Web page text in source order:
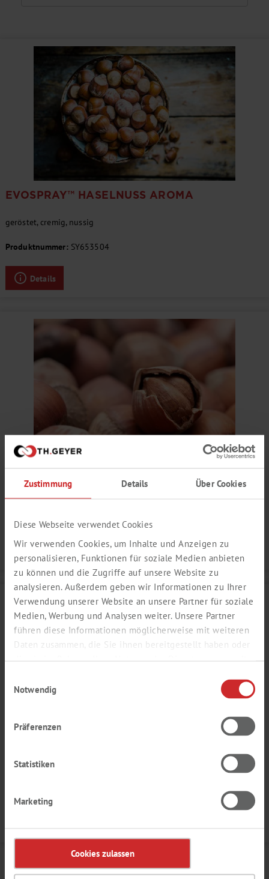
Zustimmung Details Über Cookies
Diese Webseite verwendet Cookies
Wir verwenden Cookies, um Inhalte und Anzeigen zu
personalisieren, Funktionen für soziale Medien anbieten
zu können und die Zugriffe auf unsere Website zu
analysieren. Außerdem geben wir Informationen zu Ihrer
Verwendung unserer Website an unsere Partner für soziale
Medien, Werbung und Analysen weiter. Unsere Partner
führen diese Informationen möglicherweise mit weiteren
Daten zusammen, die Sie ihnen bereitgestellt haben oder
die sie im Rahmen Ihrer Nutzung der Dienste gesammelt
Notwendig
Präferenzen
Statistiken
Marketing
Cookies zulassen
EVOSPRAY™ HASELNUSS AROMA
geröstet, cremig, nussig
Produktnummer: SY653504
Details
HASELNUSS AROMA
Produktnummer:
geröstet, nussig, Nougat